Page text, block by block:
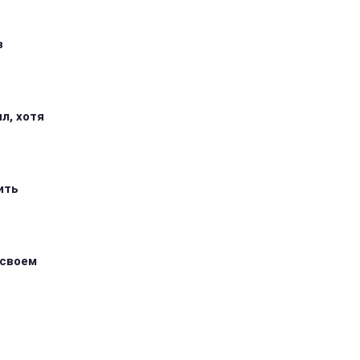
хотя